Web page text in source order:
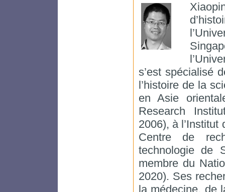
s’est spécialisé
l’histoire de la
en Asie
Research
2006), à
Centre de
technologie de
membre du
2020). Ses
la médecine, de